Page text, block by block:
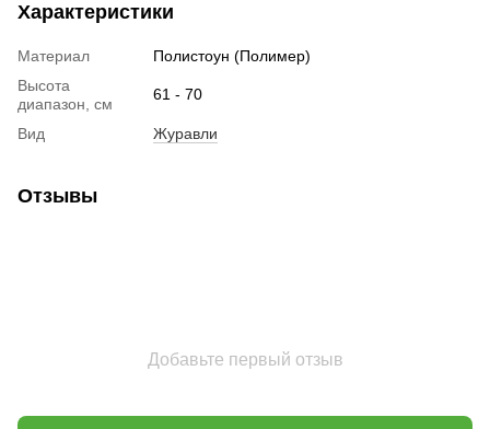
Характеристики
Материал
Полистоун (Полимер)
Высота
диапазон, см
61 - 70
Вид Журавли
Отзывы
Добавьте первый отзыв